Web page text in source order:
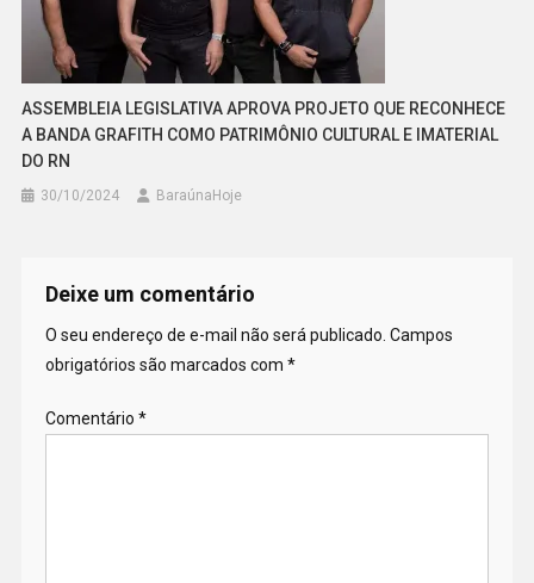
ASSEMBLEIA LEGISLATIVA APROVA PROJETO QUE RECONHECE
A BANDA GRAFITH COMO PATRIMÔNIO CULTURAL E IMATERIAL
DO RN
30/10/2024 BaraúnaHoje
Deixe um comentário
O seu endereço de e-mail não será publicado. Campos
obrigatórios são marcados com *
Comentário *